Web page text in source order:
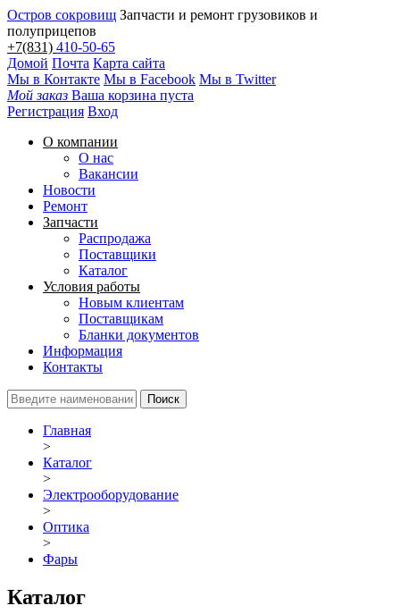
Остров сокровищ Запчасти и ремонт грузовиков и
полуприцепов
+7(831) 410-50-65
Домой Почта Карта сайта
Мы в Контакте Мы в Facebook Мы в Twitter
Мой заказ Ваша корзина пуста
Регистрация Вход
О компании
О нас
Вакансии
Новости
Ремонт
Запчасти
Распродажа
Поставщики
Каталог
Условия работы
Новым клиентам
Поставщикам
Бланки документов
Информация
Контакты
Главная
>
Каталог
>
Электрооборудование
>
Оптика
>
Фары
Каталог